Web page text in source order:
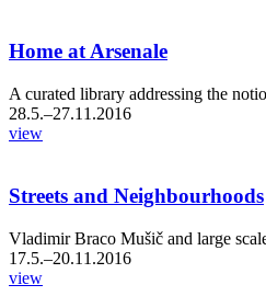
Home at Arsenale
A curated library addressing the
28.5.–27.11.2016
view
Streets and Neighbourhoods
Vladimir Braco Mušič and large
17.5.–20.11.2016
view